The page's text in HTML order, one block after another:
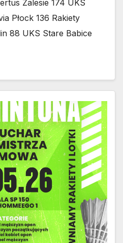
Zalesie 174 UKS
Płock 136 Rakiety
88 UKS Stare Babice